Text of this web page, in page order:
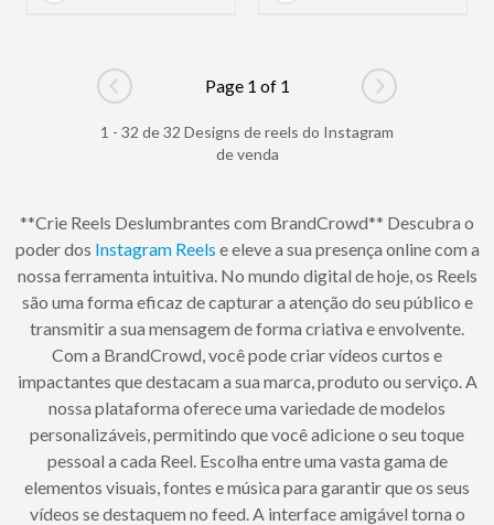
Go to previous page
Page 1 of 1
Go to next
1 - 32 de 32 Designs de reels do Instagram
de venda
**Crie Reels Deslumbrantes com BrandCrowd** Descubra o
poder dos Instagram Reels e eleve a sua presença online com a
nossa ferramenta intuitiva. No mundo digital de hoje, os Reels
são uma forma eficaz de capturar a atenção do seu público e
transmitir a sua mensagem de forma criativa e envolvente.
Com a BrandCrowd, você pode criar vídeos curtos e
impactantes que destacam a sua marca, produto ou serviço. A
nossa plataforma oferece uma variedade de modelos
personalizáveis, permitindo que você adicione o seu toque
pessoal a cada Reel. Escolha entre uma vasta gama de
elementos visuais, fontes e música para garantir que os seus
vídeos se destaquem no feed. A interface amigável torna o